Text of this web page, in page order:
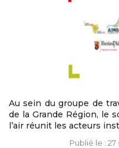
Au sein du groupe de
de la Grande Région, le
l’air réunit les acteurs
Publié le :